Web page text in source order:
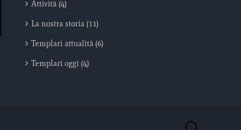
Attività (4)
La nostra storia (11)
Templari attualità (6)
Templari oggi (4)